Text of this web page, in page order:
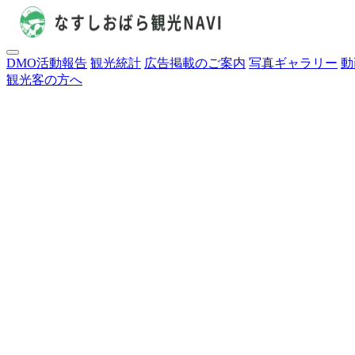
DMO活動報告 観光統計 広告掲載のご案内 写真ギャラリー
観光客の方へ